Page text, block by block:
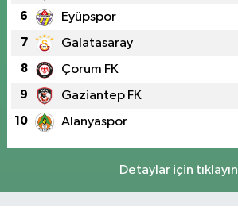
6 Eyüpspor
7 Galatasaray
8 Çorum FK
9 Gaziantep FK
10 Alanyaspor
Detaylar için tıklayın